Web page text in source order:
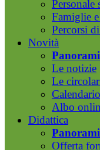
Personale
Famiglie
Percorsi
Novità
Le notizie
Le
Albo
Didattica
Offerta